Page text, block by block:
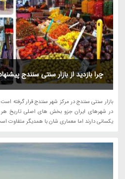
چرا بازدید از بازار سنتی سنندج
بازار سنتی سنندج در مرکز شهر سنندج قرار گرفته
در شهرهای ایران جزو بخش های اصلی تاریخ
یکسانی دارند اما معماری شان با همدیگر متفاوت